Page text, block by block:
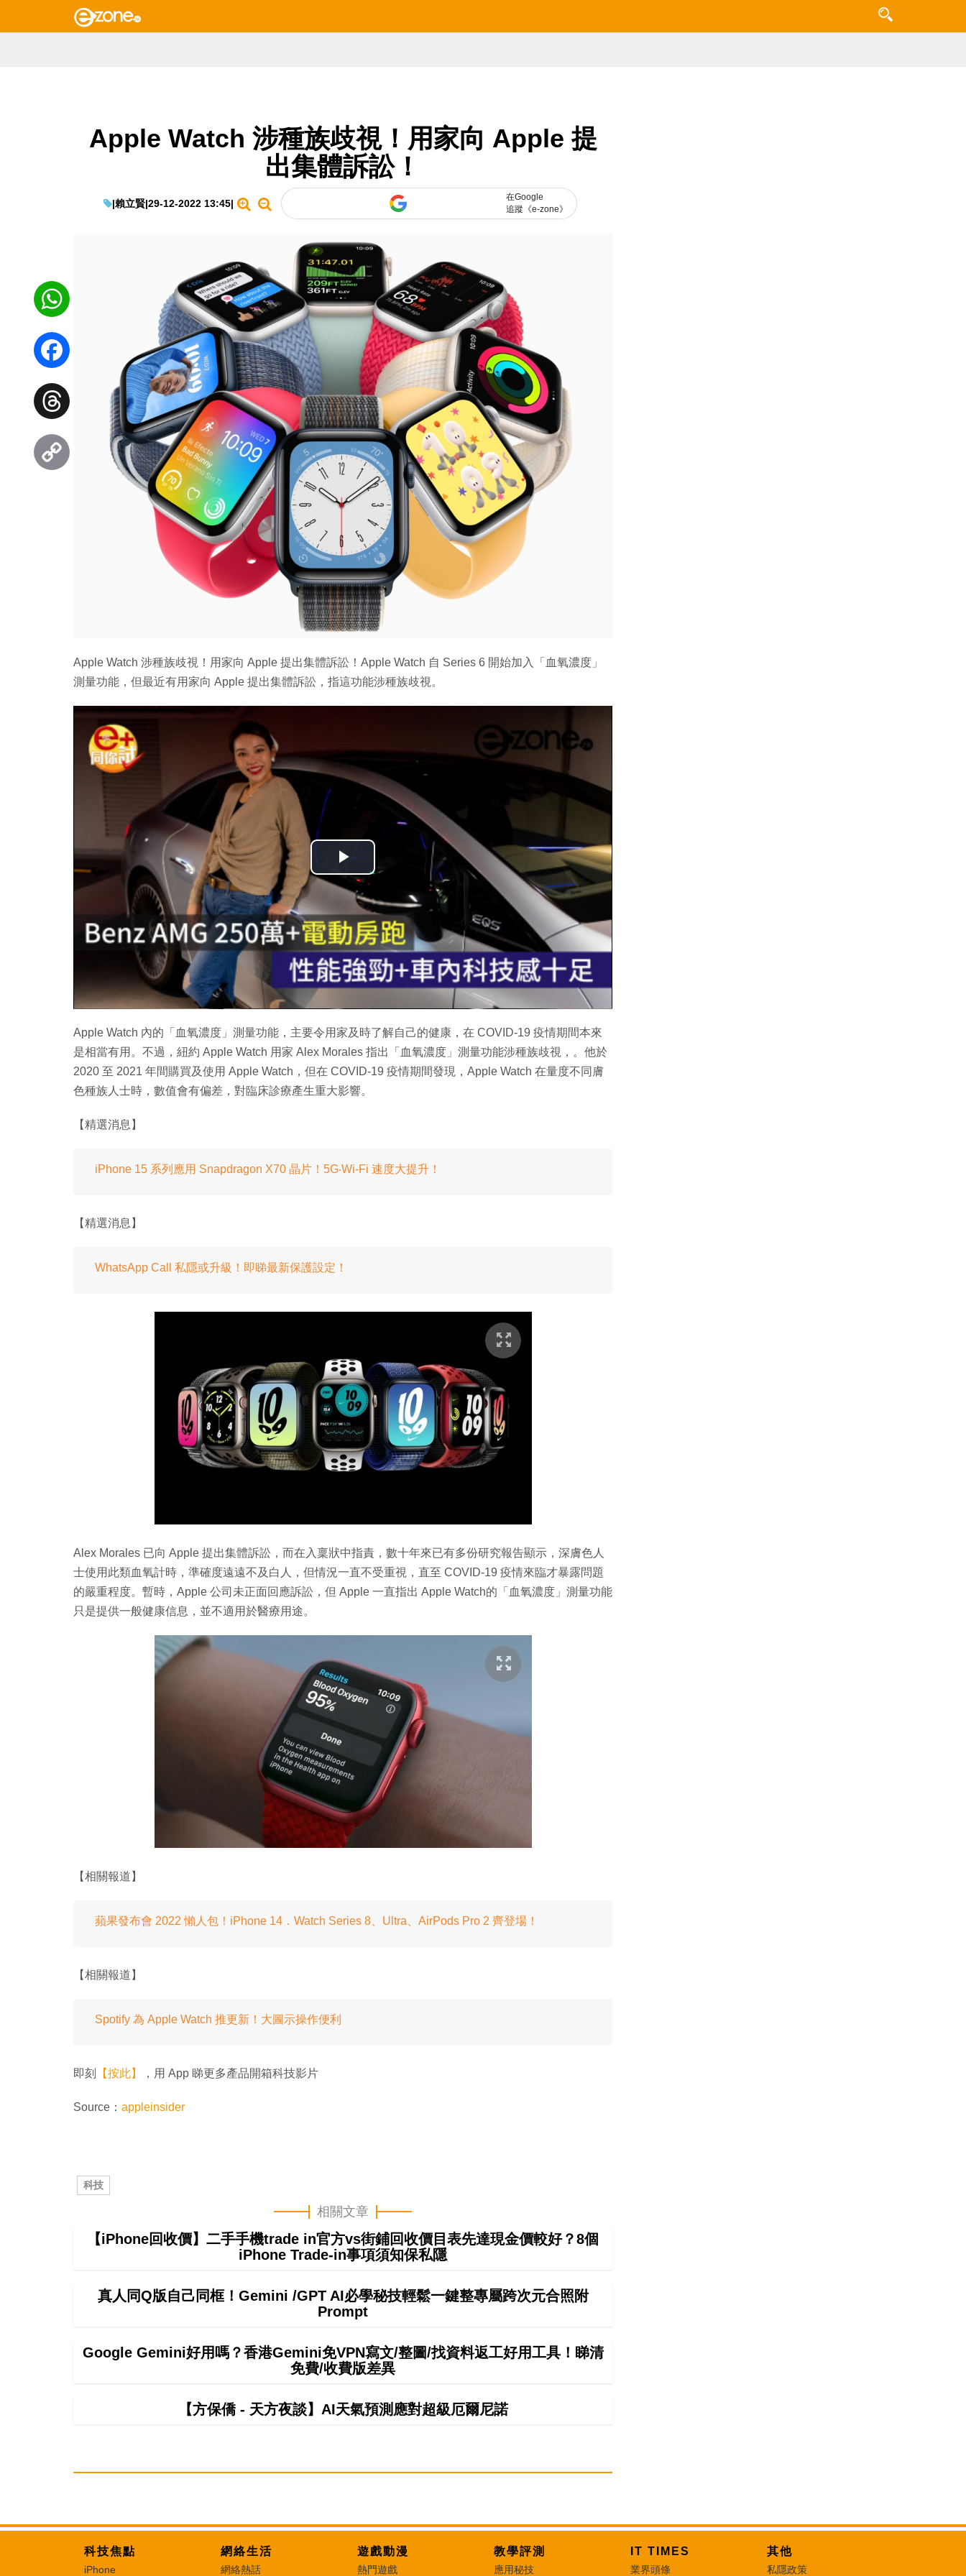
Apple Watch 涉種族歧視！用家向 Apple 提
出集體訴訟！
|賴立賢|29-12-2022 13:45|
在Google
追蹤《e-zone》
Apple Watch 涉種族歧視！用家向 Apple 提出集體訴訟！Apple Watch 自 Series 6 開始加入「血氧濃度」
測量功能，但最近有用家向 Apple 提出集體訴訟，指這功能涉種族歧視。
播
放
影
片
Apple Watch 內的「血氧濃度」測量功能，主要令用家及時了解自己的健康，在 COVID-19 疫情期間本來
是相當有用。不過，紐約 Apple Watch 用家 Alex Morales 指出「血氧濃度」測量功能涉種族歧視，。他於
2020 至 2021 年間購買及使用 Apple Watch，但在 COVID-19 疫情期間發現，Apple Watch 在量度不同膚
色種族人士時，數值會有偏差，對臨床診療產生重大影響。
【精選消息】
iPhone 15 系列應用 Snapdragon X70 晶片！5G‧Wi-Fi 速度大提升！
【精選消息】
WhatsApp Call 私隱或升級！即睇最新保護設定！
Alex Morales 已向 Apple 提出集體訴訟，而在入稟狀中指責，數十年來已有多份研究報告顯示，深膚色人
士使用此類血氧計時，準確度遠遠不及白人，但情況一直不受重視，直至 COVID-19 疫情來臨才暴露問題
的嚴重程度。暫時，Apple 公司未正面回應訴訟，但 Apple 一直指出 Apple Watch的「血氧濃度」測量功能
只是提供一般健康信息，並不適用於醫療用途。
【相關報道】
蘋果發布會 2022 懶人包！iPhone 14．Watch Series 8、Ultra、AirPods Pro 2 齊登場！
【相關報道】
Spotify 為 Apple Watch 推更新！大圖示操作便利
即刻 【按此】 ，用 App 睇更多產品開箱科技影片
Source： appleinsider
科技
相關文章
【iPhone回收價】二手手機trade in官方vs街鋪回收價目表先達現金價較好？8個
iPhone Trade-in事項須知保私隱
真人同Q版自己同框！Gemini /GPT AI必學秘技輕鬆一鍵整專屬跨次元合照附
Prompt
Google Gemini好用嗎？香港Gemini免VPN寫文/整圖/找資料返工好用工具！睇清
免費/收費版差異
【方保僑 - 天方夜談】AI天氣預測應對超級厄爾尼諾
WhatsApp
Facebook
Threads
科技焦點
iPhone
網絡生活
網絡熱話
遊戲動漫
熱門遊戲
教學評測
應用秘技
IT TIMES
業界頭條
其他
私隱政策